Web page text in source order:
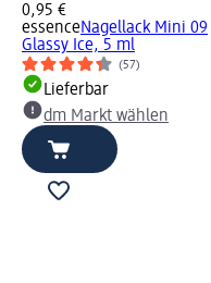
0,95 €
essenceNagellack Mini 09
Glassy Ice, 5 ml
(57)
Lieferbar
dm Markt wählen